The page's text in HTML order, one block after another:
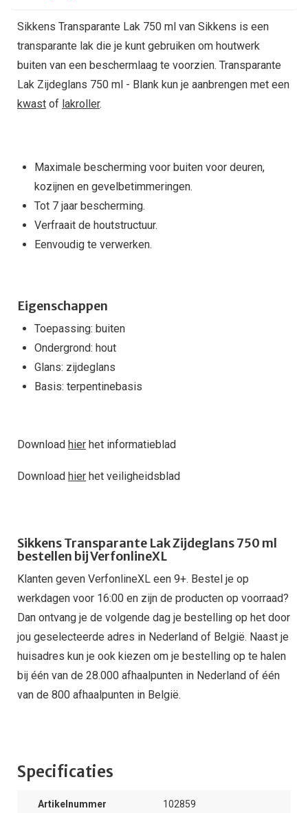
Sikkens Transparante Lak 750 ml van Sikkens is een
transparante lak die je kunt gebruiken om houtwerk
buiten van een beschermlaag te voorzien. Transparante
Lak Zijdeglans 750 ml - Blank kun je aanbrengen met een
kwast of lakroller.
Maximale bescherming voor buiten voor deuren,
kozijnen en gevelbetimmeringen.
Tot 7 jaar bescherming.
Verfraait de houtstructuur.
Eenvoudig te verwerken.
Eigenschappen
Toepassing: buiten
Ondergrond: hout
Glans: zijdeglans
Basis: terpentinebasis
Download hier het informatieblad
Download hier het veiligheidsblad
Sikkens Transparante Lak Zijdeglans 750 ml
bestellen bij VerfonlineXL
Klanten geven VerfonlineXL een 9+. Bestel je op
werkdagen voor 16:00 en zijn de producten op voorraad?
Dan ontvang je de volgende dag je bestelling op het door
jou geselecteerde adres in Nederland of België. Naast je
huisadres kun je ook kiezen om je bestelling op te halen
bij één van de 28.000 afhaalpunten in Nederland of één
van de 800 afhaalpunten in België.
Specificaties
Artikelnummer 102859